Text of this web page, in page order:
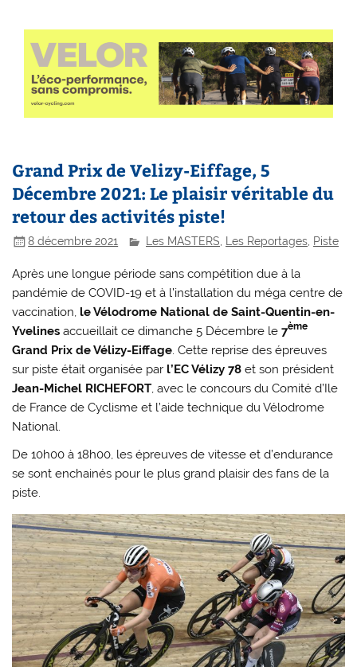
Grand Prix de Velizy-Eiffage, 5
Décembre 2021: Le plaisir véritable du
retour des activités piste!
8 décembre 2021 Les MASTERS Les Reportages Piste
Après une longue période sans compétition due à la
pandémie de COVID-19 et à l’installation du méga centre de
vaccination, le Vélodrome National de Saint-Quentin-en-
Yvelines accueillait ce dimanche 5 Décembre le7ème
Grand Prix de Vélizy-Eiffage. Cette reprise des épreuves
sur piste était organisée par l’EC Vélizy 78 et son président
Jean-Michel RICHEFORT, avec le concours du Comité d’Ile
de France de Cyclisme et l’aide technique du Vélodrome
National.
De 10h00 à 18h00, les épreuves de vitesse et d’endurance
se sont enchainés pour le plus grand plaisir des fans de la
piste.